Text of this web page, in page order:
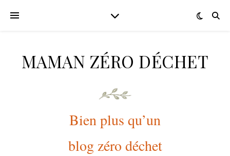
MAMAN ZÉRO DÉCHET
Bien plus qu’un
blog zéro déchet